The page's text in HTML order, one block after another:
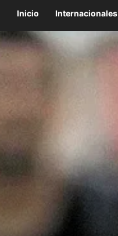
Inicio Internacionales